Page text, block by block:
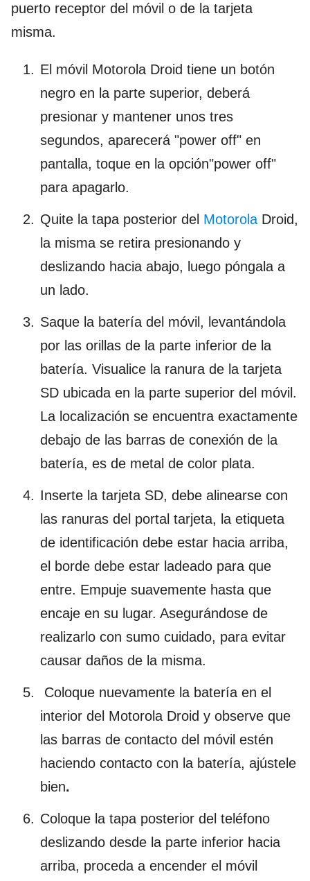
puerto receptor del móvil o de la tarjeta
misma.
El móvil Motorola Droid tiene un botón
negro en la parte superior, deberá
presionar y mantener unos tres
segundos, aparecerá "power off" en
pantalla, toque en la opción"power off"
para apagarlo.
Quite la tapa posterior del Motorola Droid,
la misma se retira presionando y
deslizando hacia abajo, luego póngala a
un lado.
Saque la batería del móvil, levantándola
por las orillas de la parte inferior de la
batería. Visualice la ranura de la tarjeta
SD ubicada en la parte superior del móvil.
La localización se encuentra exactamente
debajo de las barras de conexión de la
batería, es de metal de color plata.
Inserte la tarjeta SD, debe alinearse con
las ranuras del portal tarjeta, la etiqueta
de identificación debe estar hacia arriba,
el borde debe estar ladeado para que
entre. Empuje suavemente hasta que
encaje en su lugar. Asegurándose de
realizarlo con sumo cuidado, para evitar
causar daños de la misma.
Coloque nuevamente la batería en el
interior del Motorola Droid y observe que
las barras de contacto del móvil estén
haciendo contacto con la batería, ajústele
bien.
Coloque la tapa posterior del teléfono
deslizando desde la parte inferior hacia
arriba, proceda a encender el móvil